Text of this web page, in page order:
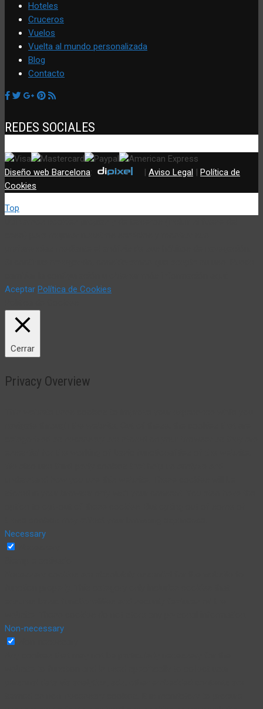
Hoteles
Cruceros
Vuelos
Vuelta al mundo personalizada
Blog
Contacto
REDES SOCIALES
Diseño web Barcelona: | Aviso Legal | Política de
Cookies
Top
Aceptar Política de Cookies
Cerrar
Privacy Overview
Necessary
Non-necessary